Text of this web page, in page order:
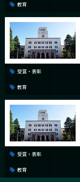
教育
受賞・表彰
教育
受賞・表彰
教育